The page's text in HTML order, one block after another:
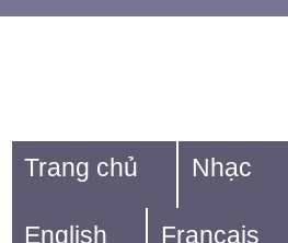
dung.
cá
nhân
kiếm
Navigation
Trang chủ Nhạc
English Français